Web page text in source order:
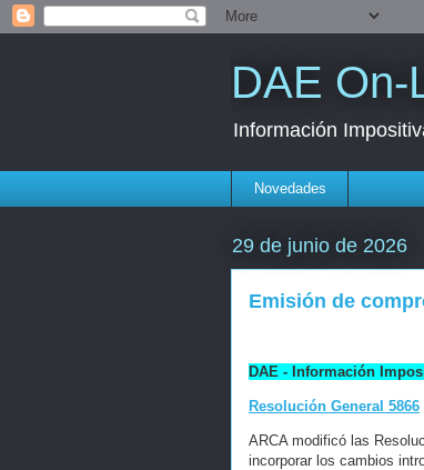
DAE On-
Información
Novedades
29 de junio de 2026
Emisión de
DAE - Información
Resolución General 5866
ARCA modificó las
incorporar los cambios